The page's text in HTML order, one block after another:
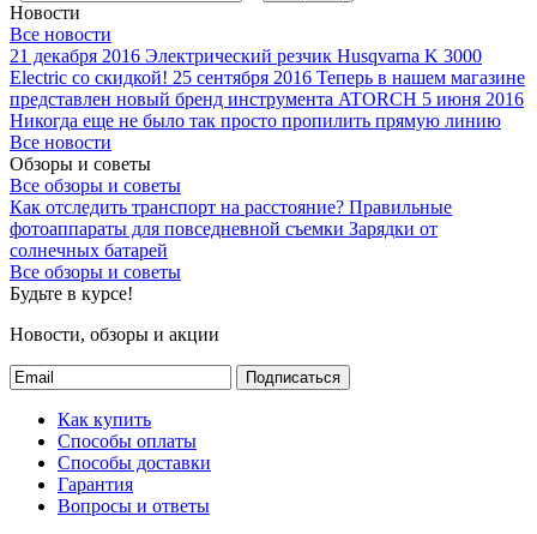
Новости
Все новости
21 декабря 2016 Электрический резчик Husqvarna K 3000
Electric со скидкой! 25 сентября 2016 Теперь в нашем магазине
представлен новый бренд инструмента ATORCH 5 июня 2016
Никогда еще не было так просто пропилить прямую линию
Все новости
Обзоры и советы
Все обзоры и советы
Как отследить транспорт на расстояние? Правильные
фотоаппараты для повседневной съемки Зарядки от
солнечных батарей
Все обзоры и советы
Будьте в курсе!
Новости, обзоры и акции
Подписаться
Как купить
Способы оплаты
Способы доставки
Гарантия
Вопросы и ответы